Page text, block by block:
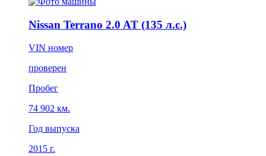
Nissan Terrano 2.0 AT (135 л.с.)
VIN номер
проверен
Пробег
74 902 км.
Год выпуска
2015 г.